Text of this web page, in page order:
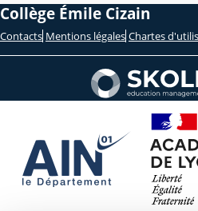
Collège Émile Cizain
Contacts Mentions légales Chartes